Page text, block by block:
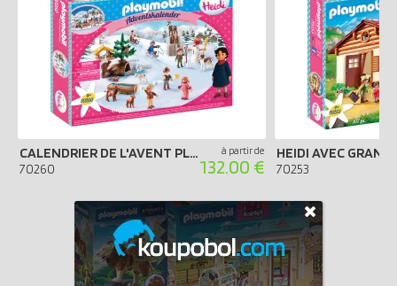
CALENDRIER DE L'AVENT PLAYMOBIL 2020 - HEIDI EN HIVER
70260
à partir de
132.00 € 70253